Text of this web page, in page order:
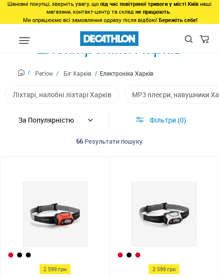
Шановні покупці, зверніть увагу, що під час повітряної тривоги у місті Київ наші
магазини, контакт-центр та склад не працюють.
Ми опрацюємо всі замовлення одразу після відбою! Бережіть себе!
Електроніка Харків
Регіон Біг Харків Електроніка Харків
Ліхтарі, налобні ліхтарі Харків MP3 плеєри, навушники
Фільтри 0
66 Результати пошуку
2 599 грн 2 599 грн